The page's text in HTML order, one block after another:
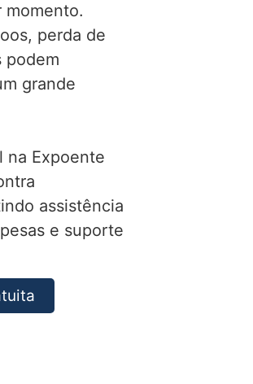
momento.
perda de
podem
grande
na Expoente
assistência
e suporte